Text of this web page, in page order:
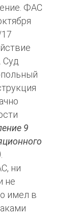
ФАС
Суд
9
ни
не
имел в